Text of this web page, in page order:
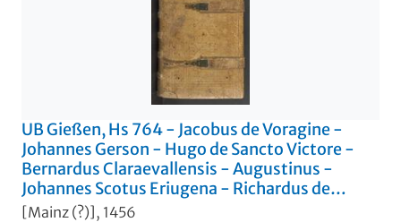
UB Gießen, Hs 764 - Jacobus de Voragine -
Johannes Gerson - Hugo de Sancto Victore -
Bernardus Claraevallensis - Augustinus -
Johannes Scotus Eriugena - Richardus de
Sancto Victore. - UB Gießen, Hs 764
[Mainz (?)], 1456